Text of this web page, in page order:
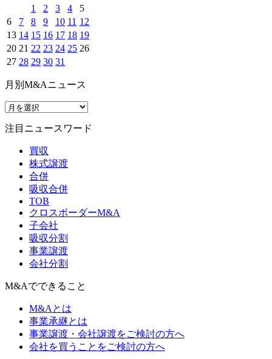
1
2 3 4
5
6
7 8 9 10 11 12
13 14 15 16 17 18 19
20 21 22 23 24 25 26
27 28 29 30 31
月別M&Aニュース
注目ニュースワード
買収
株式譲渡
合併
吸収合併
TOB
クロスボーダーM&A
子会社
吸収分割
事業譲渡
会社分割
M&Aでできること
M&Aとは
事業承継とは
事業譲渡・会社譲渡をご検討の方へ
会社を買うことをご検討の方へ